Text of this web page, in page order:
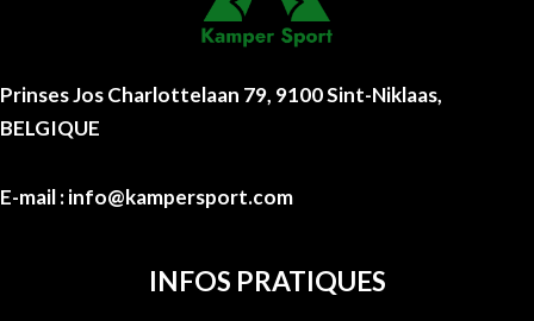
Prinses Jos Charlottelaan 79, 9100 Sint-Niklaas,
BELGIQUE
E-mail : info@kampersport.com
INFOS PRATIQUES